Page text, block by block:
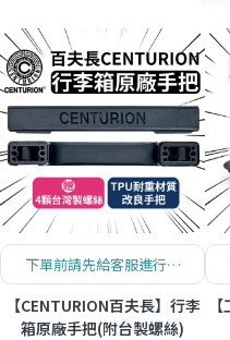
下單前請先給客服進行確
認！
【CENTURION百夫長】行李
箱原廠手把(附台製螺絲)